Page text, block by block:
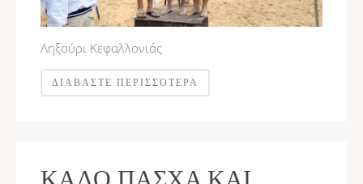
Ληξούρι Κεφαλλονιάς
ΔΙΑΒΆΣΤΕ ΠΕΡΙΣΣΌΤΕΡΑ